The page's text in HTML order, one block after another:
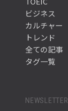
ビジネス
カルチャー
トレンド
全ての記事
タグ一覧
NEWSLETTER